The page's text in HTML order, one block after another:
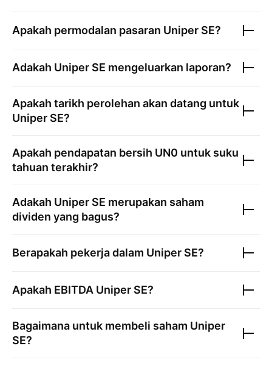
Apakah permodalan pasaran Uniper SE?
Adakah Uniper SE mengeluarkan laporan?
Apakah tarikh perolehan akan datang untuk
Uniper SE?
Apakah pendapatan bersih UN0 untuk suku
tahuan terakhir?
Adakah Uniper SE merupakan saham
dividen yang bagus?
Berapakah pekerja dalam Uniper SE?
Apakah EBITDA Uniper SE?
Bagaimana untuk membeli saham Uniper
SE?